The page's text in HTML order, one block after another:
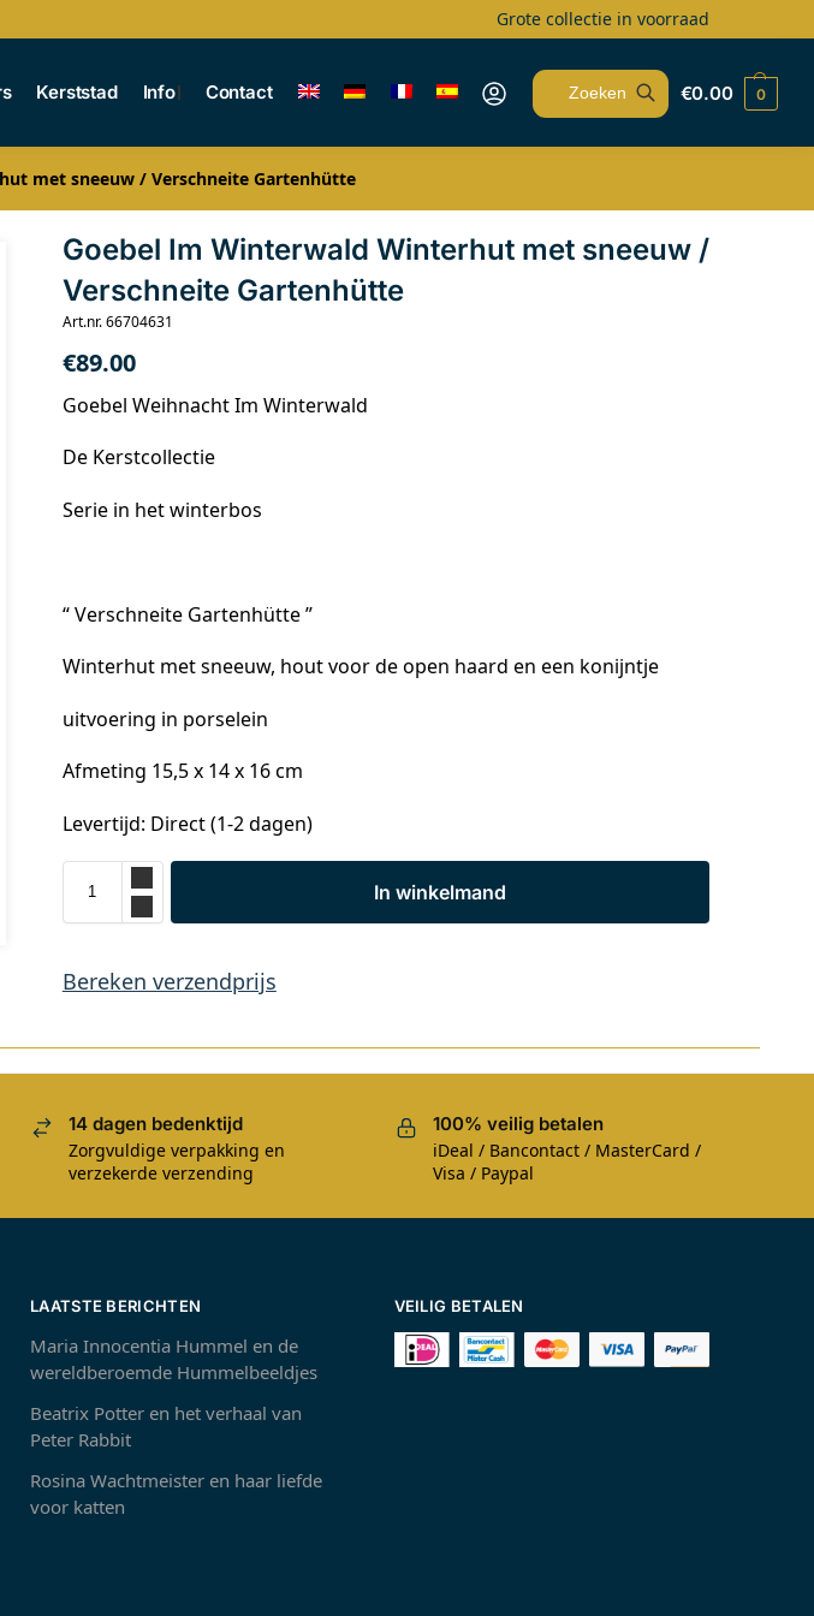
Grote collectie in voorraad
Kerststad Info Contact €0.00 0
met sneeuw / Verschneite Gartenhütte
Goebel Im Winterwald Winterhut met sneeuw /
Verschneite Gartenhütte
Art.nr. 66704631
€89.00
Goebel Weihnacht Im Winterwald
De Kerstcollectie
Serie in het winterbos
“ Verschneite Gartenhütte ”
Winterhut met sneeuw, hout voor de open haard en een konijntje
uitvoering in porselein
Afmeting 15,5 x 14 x 16 cm
Levertijd: Direct (1-2 dagen)
In winkelmand
Bereken verzendprijs
14 dagen bedenktijd
Zorgvuldige verpakking en
verzekerde verzending
100% veilig betalen
iDeal / Bancontact / MasterCard /
Visa / Paypal
LAATSTE BERICHTEN
Maria Innocentia Hummel en de
wereldberoemde Hummelbeeldjes
Beatrix Potter en het verhaal van
Peter Rabbit
Rosina Wachtmeister en haar liefde
voor katten
VEILIG BETALEN